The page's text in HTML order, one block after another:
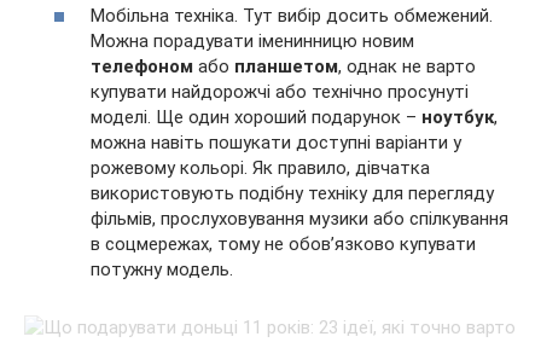
Мобільна техніка. Тут вибір досить обмежений.
Можна порадувати іменинницю новим
телефоном або планшетом, однак не варто
купувати найдорожчі або технічно просунуті
моделі. Ще один хороший подарунок – ноутбук,
можна навіть пошукати доступні варіанти у
рожевому кольорі. Як правило, дівчатка
використовують подібну техніку для перегляду
фільмів, прослуховування музики або спілкування
в соцмережах, тому не обов’язково купувати
потужну модель.